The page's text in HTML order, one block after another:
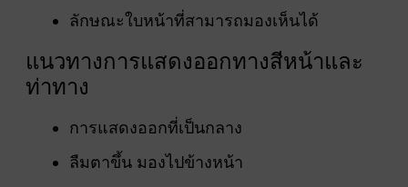
ลักษณะใบหน้าที่สามารถมองเห็นได้
แนวทางการแสดงออกทางสีหน้าและ
ท่าทาง
การแสดงออกที่เป็นกลาง
ลืมตาขึ้น มองไปข้างหน้า